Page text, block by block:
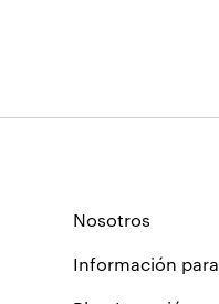
Nosotros
Información